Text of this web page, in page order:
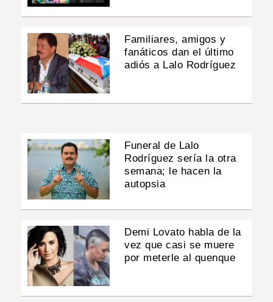
Familiares, amigos y
fanáticos dan el último
adiós a Lalo Rodríguez
Funeral de Lalo
Rodríguez sería la otra
semana; le hacen la
autopsia
Demi Lovato habla de la
vez que casi se muere
por meterle al quenque